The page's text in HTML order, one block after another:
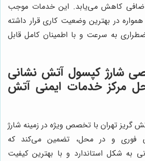
اضافی کاهش می‌یابد. این خدمات موجب
در بهترین وضعیت کاری قرار داشته
به سرعت و با اطمینان کامل قابل
شارژ کپسول آتش نشانی
مرکز خدمات ایمنی آتش
گریز تهران با تخصص ویژه در زمینه شارژ
فوری و در محل، تضمین می‌کند که
به شکل استاندارد و با بهترین کیفیت